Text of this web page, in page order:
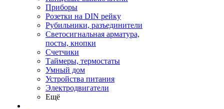
Приборы
Розетки на DIN рейку
Рубильники, разъединители
Светосигнальная арматура,
посты, кнопки
Счетчики
Таймеры, термостаты
Умный дом
Устройства питания
Электродвигатели
Ещё